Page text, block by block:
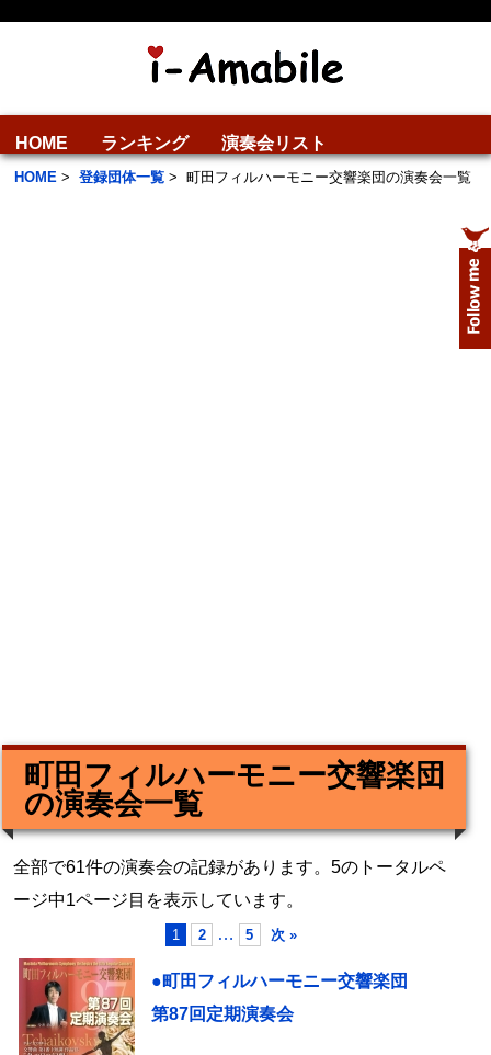
HOME ランキング 演奏会リスト
HOME > 登録団体一覧 > 町田フィルハーモニー交響楽団の演奏会一覧
町田フィルハーモニー交響楽団
の演奏会一覧
全部で61件の演奏会の記録があります。5のトータルペ
ージ中1ページ目を表示しています。
1 2 … 5 次 »
●町田フィルハーモニー交響楽団
第87回定期演奏会